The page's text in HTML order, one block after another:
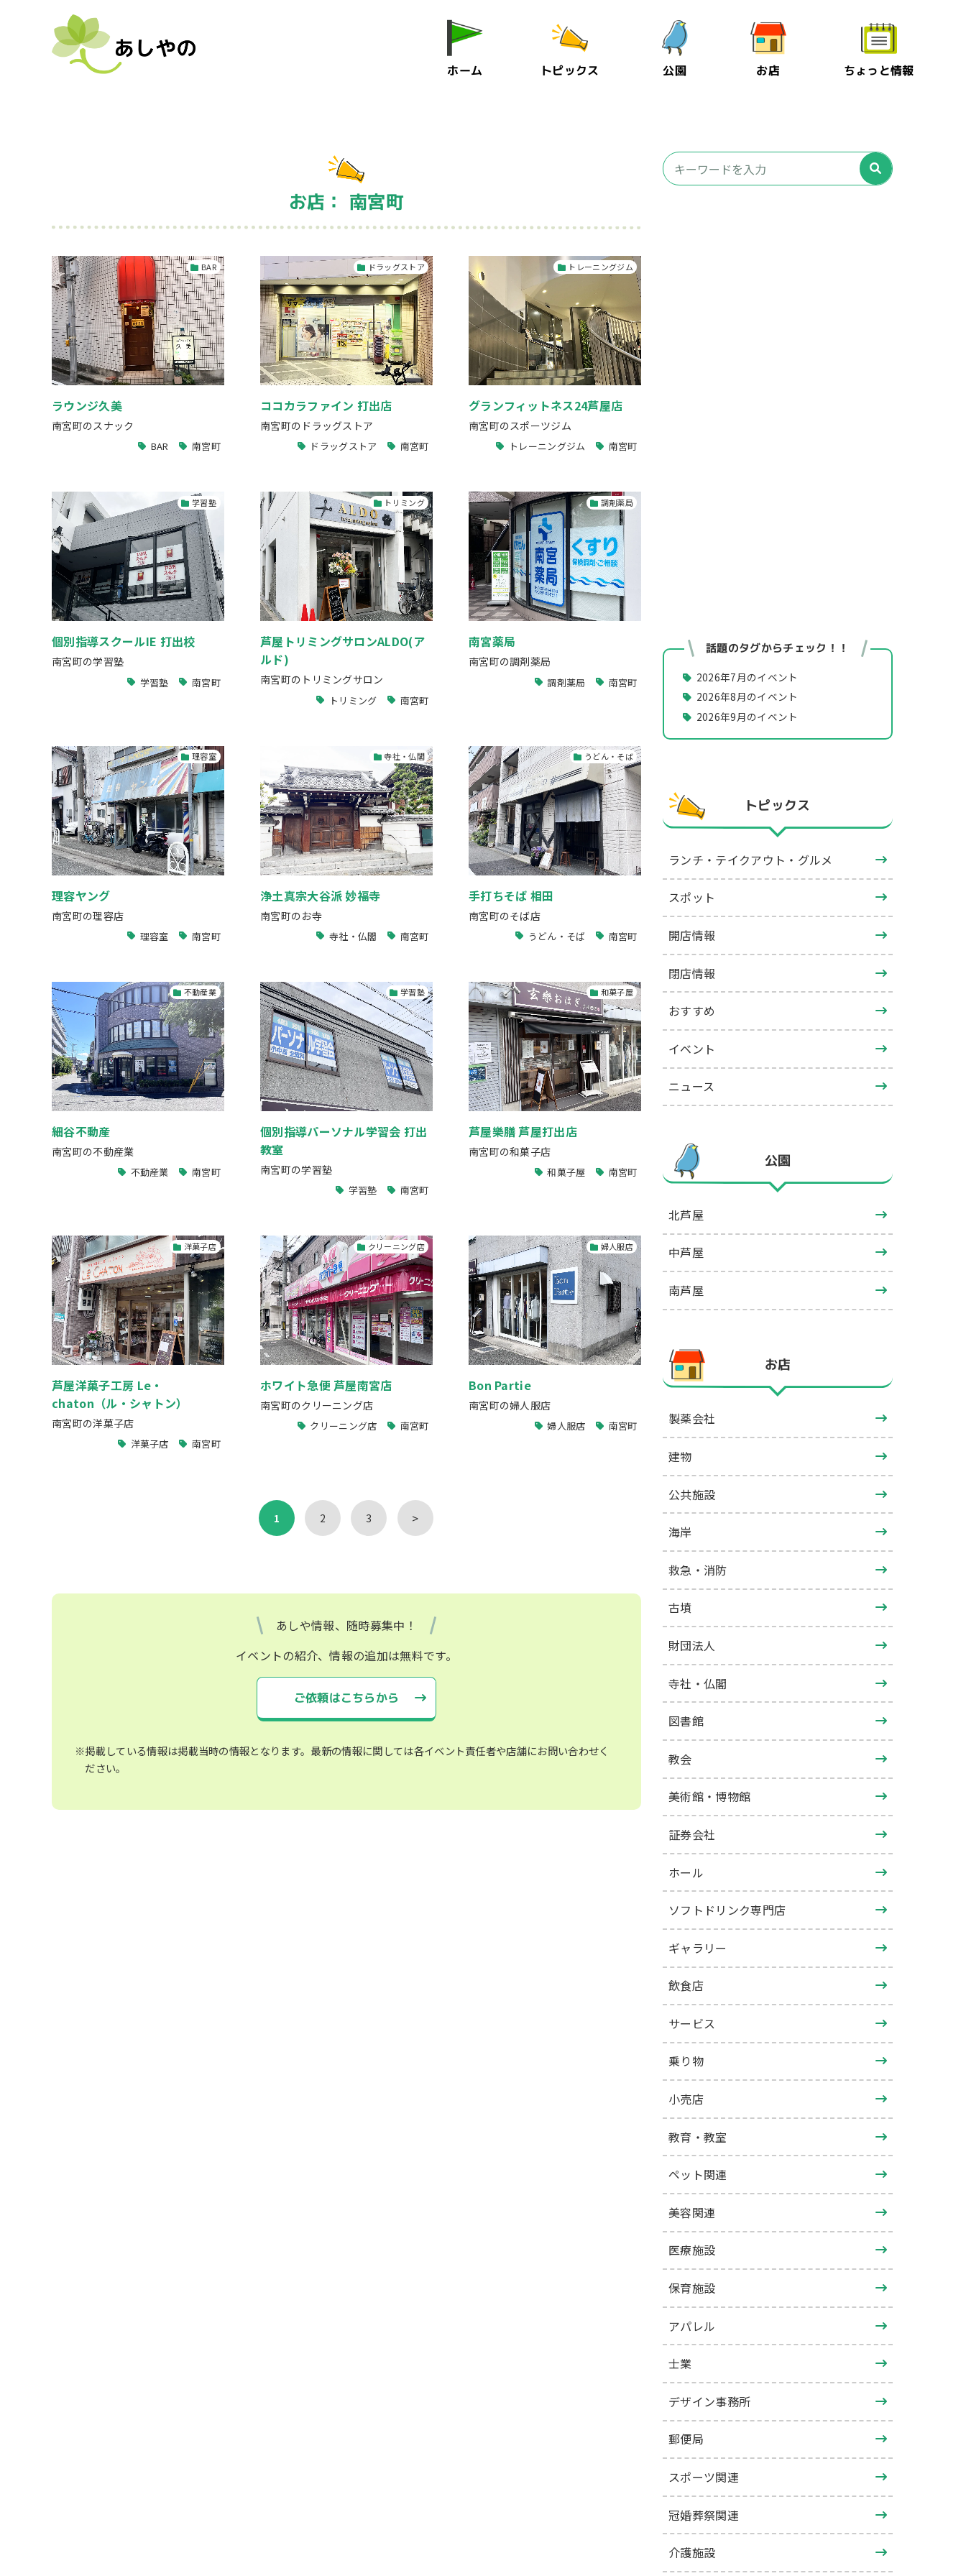
ホーム トピックス 公園 お店 ちょっと情報
お店： 南宮町
BAR
ラウンジ久美
南宮町のスナック
BAR 南宮町
ドラッグストア
ココカラファイン 打出店
南宮町のドラッグストア
ドラッグストア 南宮町
トレーニングジム
グランフィットネス24芦屋店
南宮町のスポーツジム
トレーニングジム 南宮町
学習塾
個別指導スクールIE 打出校
南宮町の学習塾
学習塾 南宮町
トリミング
芦屋トリミングサロンALDO(ア
ルド)
南宮町のトリミングサロン
トリミング 南宮町
調剤薬局
南宮薬局
南宮町の調剤薬局
調剤薬局 南宮町
理容室
理容ヤング
南宮町の理容店
理容室 南宮町
寺社・仏閣
浄土真宗大谷派 妙福寺
南宮町のお寺
寺社・仏閣 南宮町
うどん・そば
手打ちそば 相田
南宮町のそば店
うどん・そば 南宮町
不動産業
細谷不動産
南宮町の不動産業
不動産業 南宮町
学習塾
個別指導パーソナル学習会 打出
教室
南宮町の学習塾
学習塾 南宮町
和菓子屋
芦屋樂膳 芦屋打出店
南宮町の和菓子店
和菓子屋 南宮町
洋菓子店
芦屋洋菓子工房 Le・
chaton（ル・シャトン）
南宮町の洋菓子店
洋菓子店 南宮町
クリーニング店
ホワイト急便 芦屋南宮店
南宮町のクリーニング店
クリーニング店 南宮町
婦人服店
Bon Partie
南宮町の婦人服店
婦人服店 南宮町
1 2 3 >
あしや情報、随時募集中！
イベントの紹介、情報の追加は無料です。
ご依頼はこちらから
※掲載している情報は掲載当時の情報となります。最新の情報に関しては各イベント責任者や店舗にお問い合わせく
ださい。
話題のタグからチェック！！
2026年7月のイベント
2026年8月のイベント
2026年9月のイベント
トピックス
ランチ・テイクアウト・グルメ
スポット
開店情報
閉店情報
おすすめ
イベント
ニュース
公園
北芦屋
中芦屋
南芦屋
お店
製薬会社
建物
公共施設
海岸
救急・消防
古墳
財団法人
寺社・仏閣
図書館
教会
美術館・博物館
証券会社
ホール
ソフトドリンク専門店
ギャラリー
飲食店
サービス
乗り物
小売店
教育・教室
ペット関連
美容関連
医療施設
保育施設
アパレル
士業
デザイン事務所
郵便局
スポーツ関連
冠婚葬祭関連
介護施設